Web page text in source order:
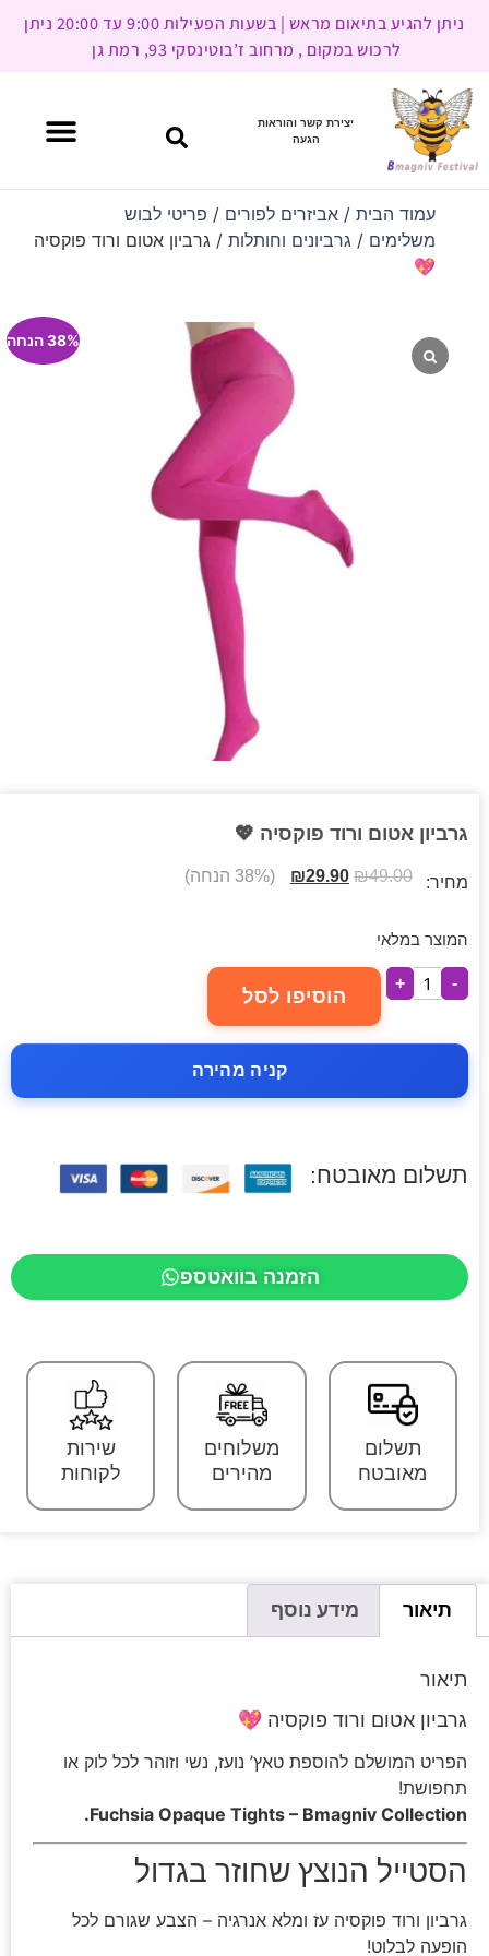
ניתן להגיע בתיאום מראש | בשעות הפעילות 9:00 עד 20:00 ניתן
לרכוש במקום , מרחוב ז’בוטינסקי 93, רמת גן
יצירת קשר והוראות
הגעה
עמוד הבית/ אביזרים לפורים / פריטי לבוש
משלימים / גרביונים וחותלות/ גרביון אטום ורוד פוקסיה
💖
38% הנחה
גרביון אטום ורוד פוקסיה 💖
מחיר: ₪49.00
₪29.90 (38% הנחה)
המוצר במלאי
-
+
הוסיפו לסל
קניה מהירה
תשלום מאובטח:
הזמנה בוואטספ
תשלום
מאובטח
משלוחים
מהירים
שירות
לקוחות
תיאור מידע נוסף
תיאור
גרביון אטום ורוד פוקסיה 💖
הפריט המושלם להוספת טאץ’ נועז, נשי וזוהר לכל לוק או
תחפושת!
Fuchsia Opaque Tights – Bmagniv Collection.
הסטייל הנוצץ שחוזר בגדול
גרביון ורוד פוקסיה עז ומלא אנרגיה – הצבע שגורם לכל
הופעה לבלוט!